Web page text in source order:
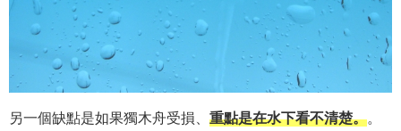
另一個缺點是如果獨木舟受損、 重點是在水下看不清楚。。